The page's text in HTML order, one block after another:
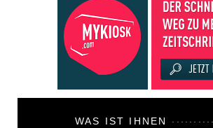
WAS IST IHNEN